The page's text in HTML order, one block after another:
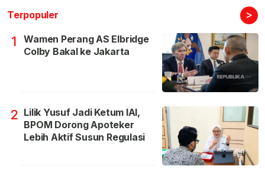
Terpopuler >
1
Wamen Perang AS Elbridge
Colby Bakal ke Jakarta
2 Lilik Yusuf Jadi Ketum IAI,
BPOM Dorong Apoteker
Lebih Aktif Susun Regulasi